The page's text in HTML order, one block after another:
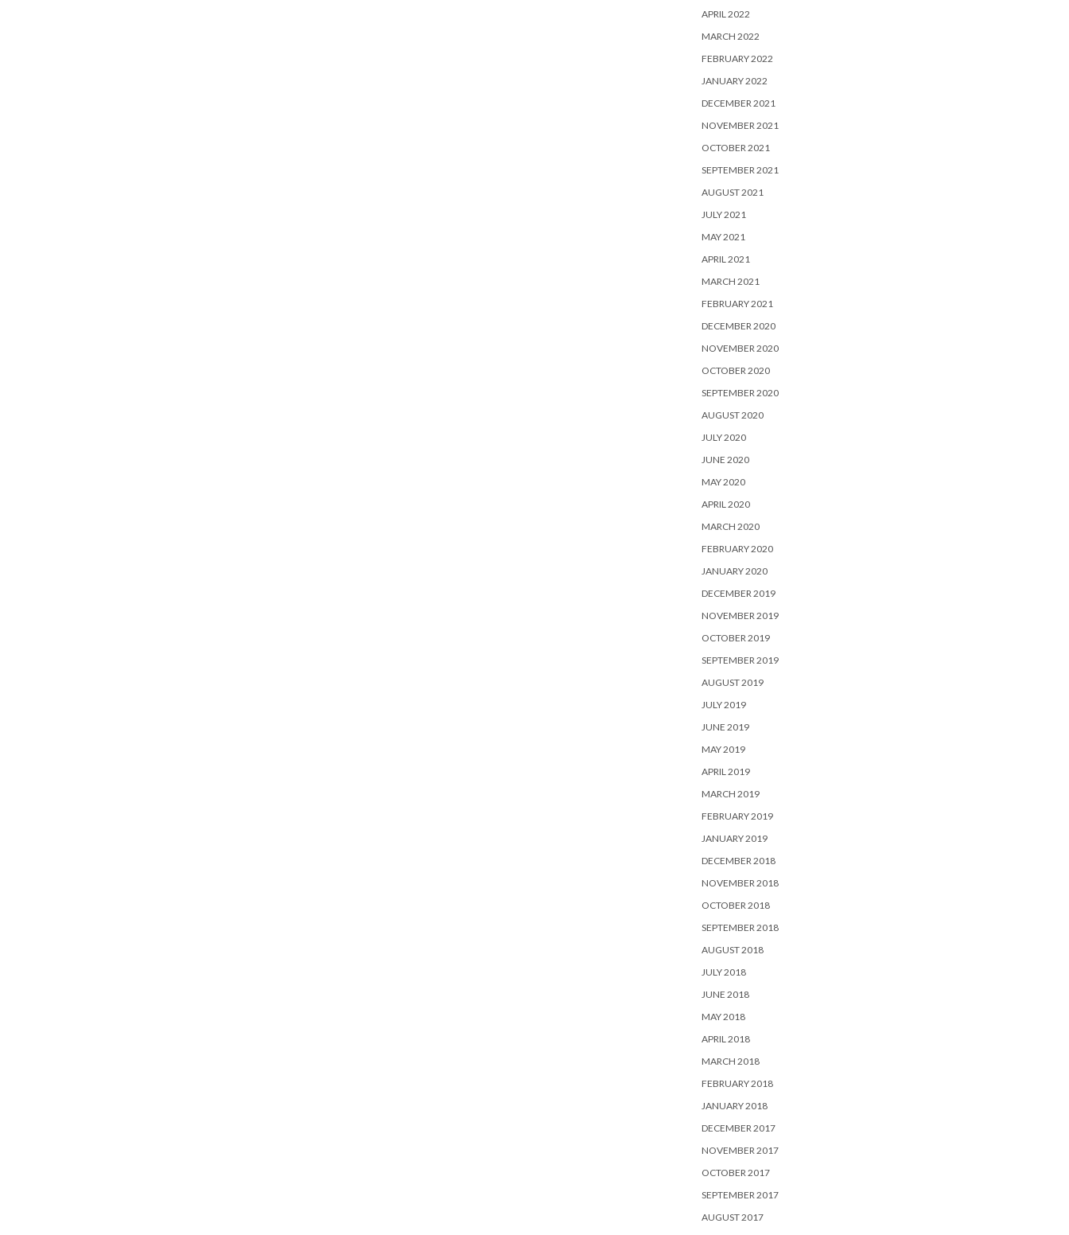
APRIL 2022
MARCH 2022
FEBRUARY 2022
JANUARY 2022
DECEMBER 2021
NOVEMBER 2021
OCTOBER 2021
SEPTEMBER 2021
AUGUST 2021
JULY 2021
MAY 2021
APRIL 2021
MARCH 2021
FEBRUARY 2021
DECEMBER 2020
NOVEMBER 2020
OCTOBER 2020
SEPTEMBER 2020
AUGUST 2020
JULY 2020
JUNE 2020
MAY 2020
APRIL 2020
MARCH 2020
FEBRUARY 2020
JANUARY 2020
DECEMBER 2019
NOVEMBER 2019
OCTOBER 2019
SEPTEMBER 2019
AUGUST 2019
JULY 2019
JUNE 2019
MAY 2019
APRIL 2019
MARCH 2019
FEBRUARY 2019
JANUARY 2019
DECEMBER 2018
NOVEMBER 2018
OCTOBER 2018
SEPTEMBER 2018
AUGUST 2018
JULY 2018
JUNE 2018
MAY 2018
APRIL 2018
MARCH 2018
FEBRUARY 2018
JANUARY 2018
DECEMBER 2017
NOVEMBER 2017
OCTOBER 2017
SEPTEMBER 2017
AUGUST 2017